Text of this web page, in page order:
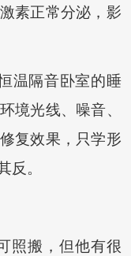
素正常分泌，影
温隔音卧室的睡
境光线、噪音、
复效果，只学形
。
照搬，但他有很